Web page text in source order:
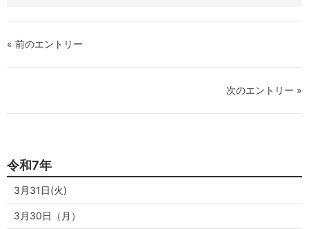
« 前のエントリー
次のエントリー »
令和7年
3月31日(火)
3月30日（月）